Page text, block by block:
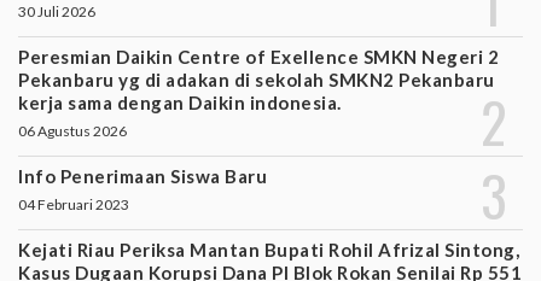
30 Juli 2026
Peresmian Daikin Centre of Exellence SMKN Negeri 2
Pekanbaru yg di adakan di sekolah SMKN2 Pekanbaru
kerja sama dengan Daikin indonesia.
06 Agustus 2026
Info Penerimaan Siswa Baru
04 Februari 2023
Kejati Riau Periksa Mantan Bupati Rohil Afrizal Sintong,
Kasus Dugaan Korupsi Dana PI Blok Rokan Senilai Rp 551